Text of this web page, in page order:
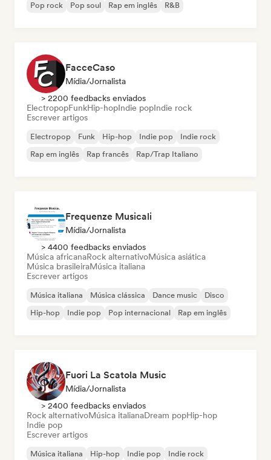
Pop rock
Pop soul Rap em inglês R&B
FacceCaso
Mídia/Jornalista
> 2200 feedbacks enviados
ElectropopFunkHip-hopIndie popIndie rock
Escrever artigos
Electropop Funk Hip-hop Indie pop
Indie rock
Rap em inglês
Rap francês Rap/Trap Italiano
Frequenze Musicali
Mídia/Jornalista
> 4400 feedbacks enviados
Música africanaRock alternativoMúsica asiática
Música brasileiraMúsica italiana
Escrever artigos
Música italiana Música clássica Dance music
Disco
Hip-hop
Indie pop Pop internacional Rap em inglês
Fuori La Scatola Music
Mídia/Jornalista
> 2400 feedbacks enviados
Rock alternativoMúsica italianaDream popHip-hop
Indie pop
Escrever artigos
Música italiana Hip-hop Indie pop
Indie rock